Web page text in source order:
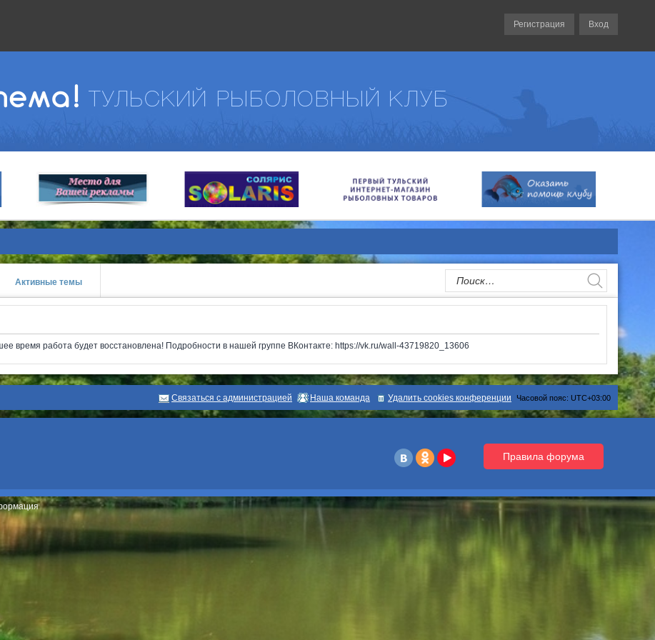
Вход
Регистрация
Активные темы
время работа будет восстановлена! Подробности в нашей группе ВКонтакте: https://vk.ru/wall-43719820_13606
Часовой пояс: UTC+03:00
Удалить cookies конференции
Наша команда
Связаться с администрацией
Правила форума